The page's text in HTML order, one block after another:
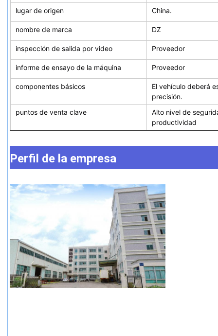
lugar de origen China.
nombre de marca DZ
inspección de salida por video Proveedor
informe de ensayo de la máquina Proveedor
componentes básicos
El vehículo deberá
precisión.
puntos de venta clave
Alto nivel de
productividad
Perfil de la empresa